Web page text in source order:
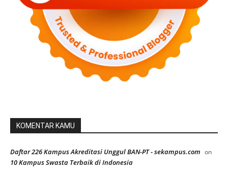
KOMENTAR KAMU
Daftar 226 Kampus Akreditasi Unggul BAN-PT - sekampus.com on
10 Kampus Swasta Terbaik di Indonesia